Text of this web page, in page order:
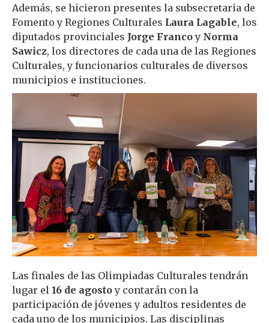
Además, se hicieron presentes la subsecretaria de
Fomento y Regiones Culturales Laura Lagable, los
diputados provinciales Jorge Francoy Norma
Sawicz, los directores de cada una de las Regiones
Culturales, y funcionarios culturales de diversos
municipios e instituciones.
Las finales de las Olimpiadas Culturales tendrán
lugar el 16 de agostoy contarán con la
participación de jóvenes y adultos residentes de
cada uno de los municipios. Las disciplinas